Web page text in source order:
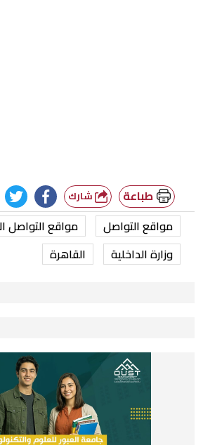
طباعة
مواقع التواصل
مواقع التواصل
وزارة الداخلية
القاهرة